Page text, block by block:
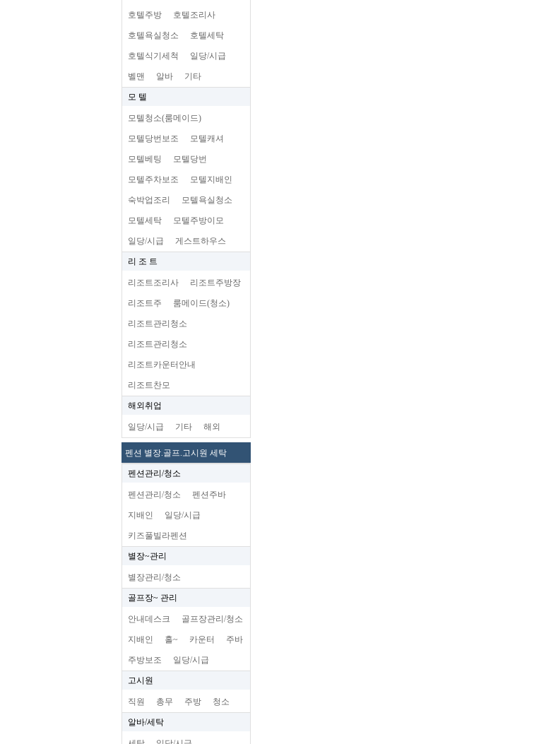
호텔주방 호텔조리사
호텔욕실청소 호텔세탁
호텔식기세척 일당/시급
벨맨 알바 기타
모 텔
모텔청소(룸메이드)
모텔당번보조 모텔캐셔
모텔베팅 모텔당번
모텔주차보조 모텔지배인
숙박업조리 모텔욕실청소
모텔세탁 모텔주방이모
일당/시급 게스트하우스
리 조 트
리조트조리사 리조트주방장
리조트주 룸메이드(청소)
리조트관리청소
리조트관리청소
리조트카운터안내
리조트찬모
해외취업
일당/시급 기타 해외
펜션 별장.골프.고시원 세탁
펜션관리/청소
펜션관리/청소 펜션주바
지배인 일당/시급
키즈풀빌라펜션
별장~관리
별장관리/청소
골프장~ 관리
안내데스크 골프장관리/청소
지배인 홀~ 카운터 주바
주방보조 일당/시급
고시원
직원 총무 주방 청소
알바/세탁